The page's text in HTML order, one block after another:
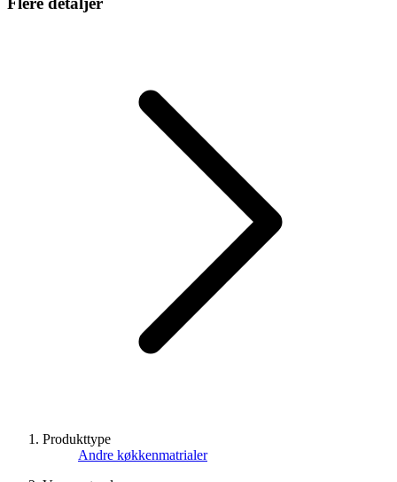
Produkttype
Andre køkkenmatrialer